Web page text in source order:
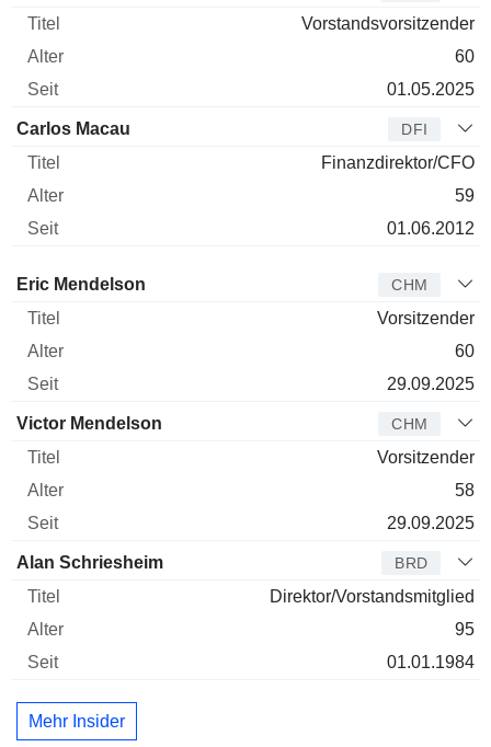
Vorstandsvorsitzender
60
01.05.2025
Carlos Macau DFI
Finanzdirektor/CFO
59
01.06.2012
Verwaltungsratsmitglied
Eric Mendelson CHM
Vorsitzender
60
29.09.2025
Victor Mendelson CHM
Vorsitzender
58
29.09.2025
Alan Schriesheim BRD
Direktor/Vorstandsmitglied
95
01.01.1984
Mehr Insider